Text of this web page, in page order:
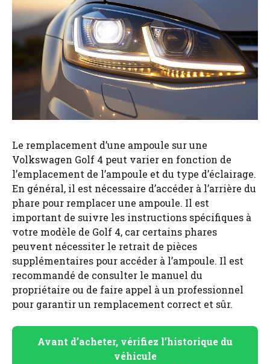
Le remplacement d’une ampoule sur une
Volkswagen Golf 4 peut varier en fonction de
l’emplacement de l’ampoule et du type d’éclairage.
En général, il est nécessaire d’accéder à l’arrière du
phare pour remplacer une ampoule. Il est
important de suivre les instructions spécifiques à
votre modèle de Golf 4, car certains phares
peuvent nécessiter le retrait de pièces
supplémentaires pour accéder à l’ampoule. Il est
recommandé de consulter le manuel du
propriétaire ou de faire appel à un professionnel
pour garantir un remplacement correct et sûr.
Avant d’acheter, vérifiez l’historique du
véhicule